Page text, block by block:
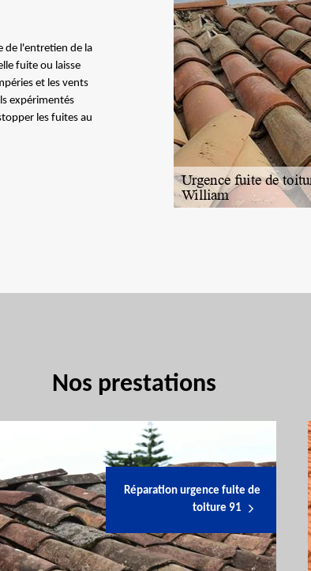
de l'entretien de la
fuite ou laisse
et les vents
expérimentés
les fuites au
Nos prestations
Réparation urgence fuite de
toiture 91